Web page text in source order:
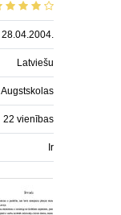
28.04.2004.
Latviešu
Augstskolas
22 vienības
Ir